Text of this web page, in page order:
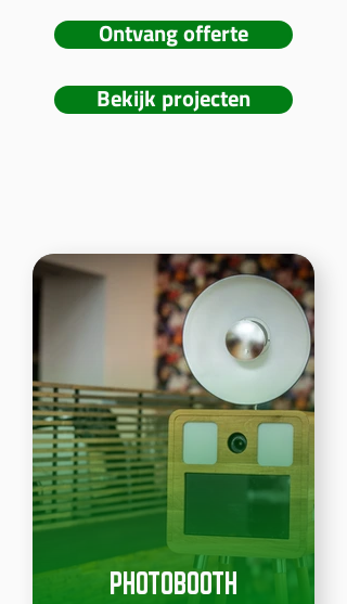
Ontvang offerte
Bekijk projecten
PHOTOBOOTH